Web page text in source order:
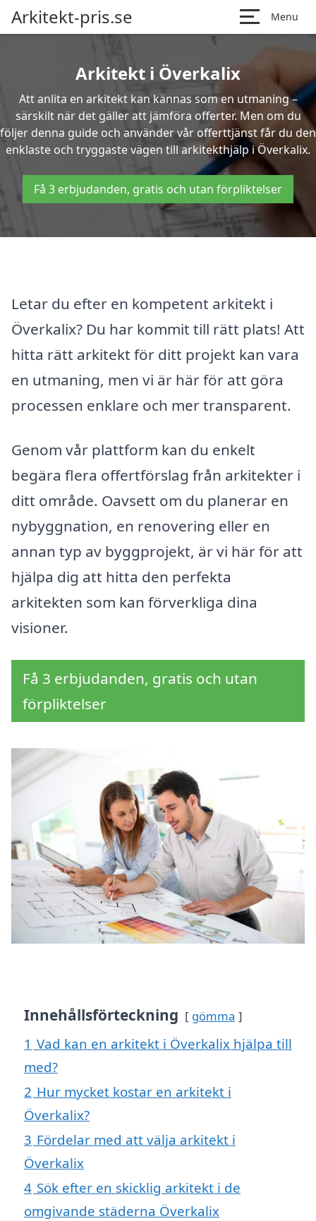
Arkitekt-pris.se Menu
Arkitekt i Överkalix
Att anlita en arkitekt kan kännas som en utmaning –
särskilt när det gäller att jämföra offerter. Men om du
följer denna guide och använder vår offerttjänst får du den
enklaste och tryggaste vägen till arkitekthjälp i Överkalix.
Få 3 erbjudanden, gratis och utan förpliktelser
Letar du efter en kompetent arkitekt i
Överkalix? Du har kommit till rätt plats! Att
hitta rätt arkitekt för ditt projekt kan vara
en utmaning, men vi är här för att göra
processen enklare och mer transparent.
Genom vår plattform kan du enkelt
begära flera offertförslag från arkitekter i
ditt område. Oavsett om du planerar en
nybyggnation, en renovering eller en
annan typ av byggprojekt, är vi här för att
hjälpa dig att hitta den perfekta
arkitekten som kan förverkliga dina
visioner.
Få 3 erbjudanden, gratis och utan
förpliktelser
Innehållsförteckning gömma
1 Vad kan en arkitekt i Överkalix hjälpa till
med?
2 Hur mycket kostar en arkitekt i
Överkalix?
3 Fördelar med att välja arkitekt i
Överkalix
4 Sök efter en skicklig arkitekt i de
omgivande städerna Överkalix